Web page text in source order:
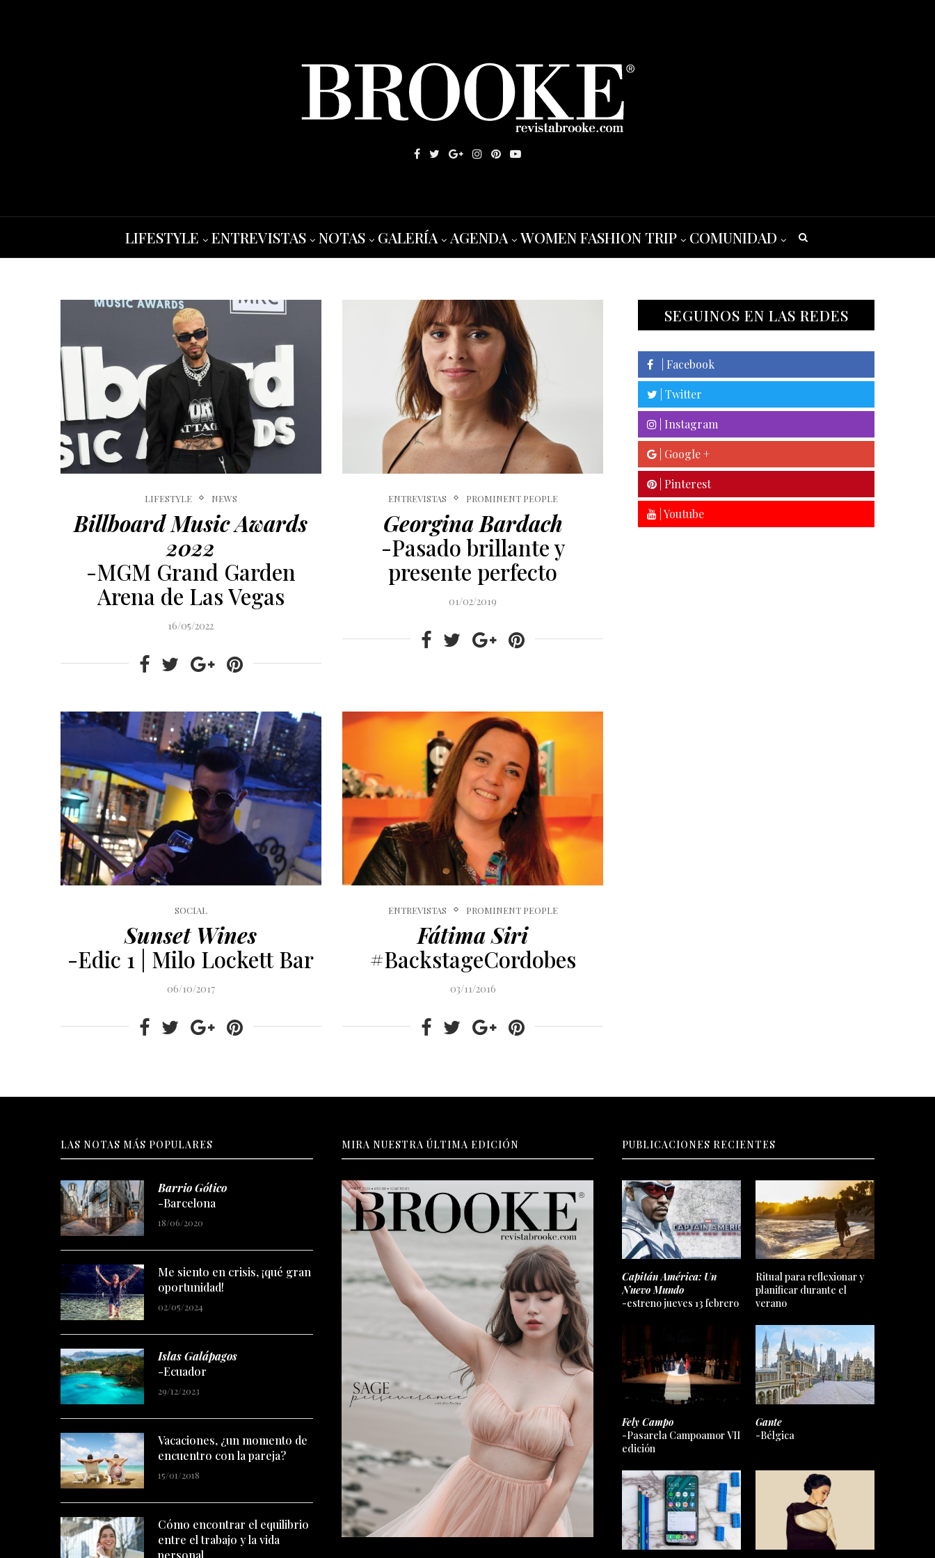
LIFESTYLE ENTREVISTAS NOTAS GALERÍA AGENDA WOMEN FASHION TRIP COMUNIDAD
LIFESTYLE NEWS
Billboard Music Awards
2022
-MGM Grand Garden
Arena de Las Vegas
16/05/2022
ENTREVISTAS PROMINENT PEOPLE
Georgina Bardach
-Pasado brillante y
presente perfecto
01/02/2019
SOCIAL
Sunset Wines
-Edic 1 | Milo Lockett Bar
06/10/2017
ENTREVISTAS PROMINENT PEOPLE
Fátima Siri
#BackstageCordobes
03/11/2016
SEGUINOS EN LAS REDES
| Facebook
| Twitter
| Instagram
| Google +
| Pinterest
| Youtube
LAS NOTAS MÁS POPULARES
Barrio Gótico
-Barcelona
18/06/2020
Me siento en crisis, ¡qué gran
oportunidad!
02/05/2024
Islas Galápagos
-Ecuador
29/12/2023
Vacaciones, ¿un momento de
encuentro con la pareja?
15/01/2018
Cómo encontrar el equilibrio
entre el trabajo y la vida
personal
MIRA NUESTRA ÚLTIMA EDICIÓN PUBLICACIONES RECIENTES
Capitán América: Un
Nuevo Mundo
-estreno jueves 13 febrero
Ritual para reflexionar y
planificar durante el
verano
Fely Campo
-Pasarela Campoamor VII
edición
Gante
-Bélgica